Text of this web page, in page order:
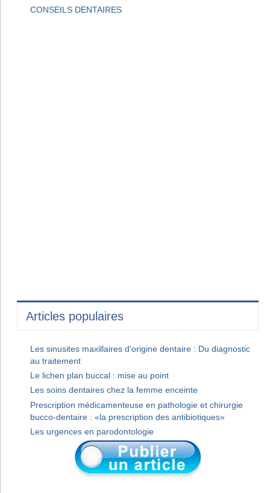
CONSEILS DENTAIRES
Articles populaires
Les sinusites maxillaires d'origine dentaire : Du diagnostic
au traitement
Le lichen plan buccal : mise au point
Les soins dentaires chez la femme enceinte
Prescription médicamenteuse en pathologie et chirurgie
bucco-dentaire : «la prescription des antibiotiques»
Les urgences en parodontologie